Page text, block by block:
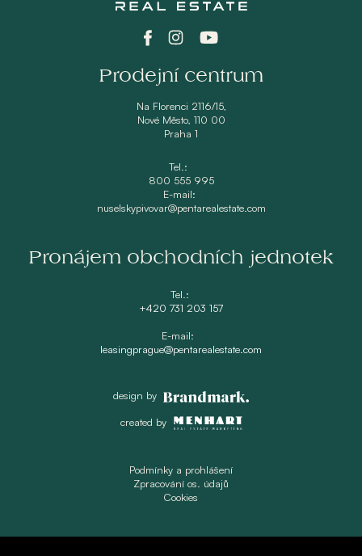
Prodejní centrum
Na Florenci 2116/15,
Nové Město, 110 00
Praha 1
Tel.:
800 555 995
E-mail:
nuselskypivovar@pentarealestate.com
Pronájem obchodních jednotek
Tel.:
+420 731 203 157
E-mail:
leasingprague@pentarealestate.com
design by
created by
Podmínky a prohlášení
Zpracování os. údajů
Cookies